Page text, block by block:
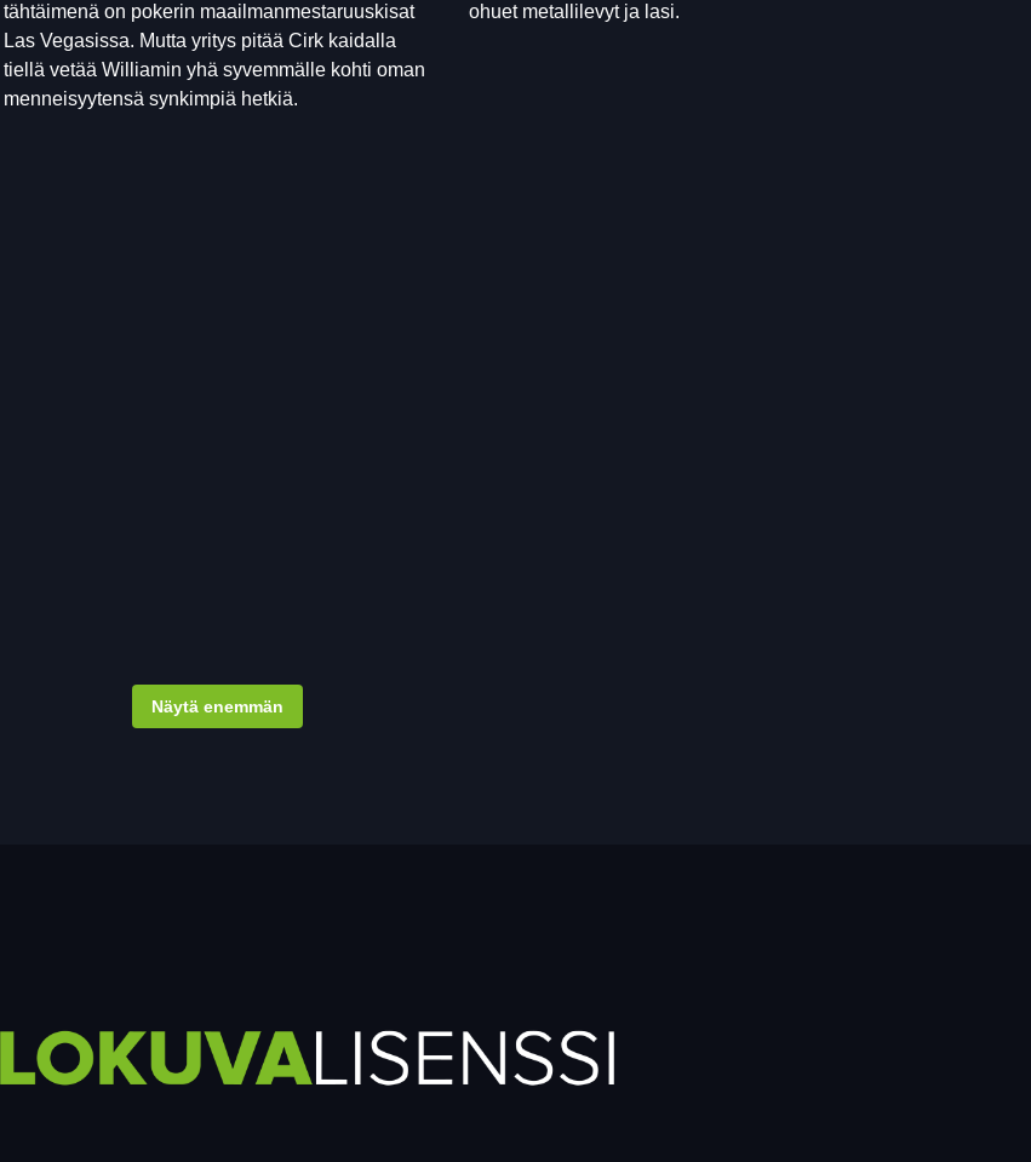
tähtäimenä on pokerin maailmanmestaruuskisat
Las Vegasissa. Mutta yritys pitää Cirk kaidalla
tiellä vetää Williamin yhä syvemmälle kohti oman
menneisyytensä synkimpiä hetkiä.
ohuet metallilevyt ja lasi.
Näytä enemmän